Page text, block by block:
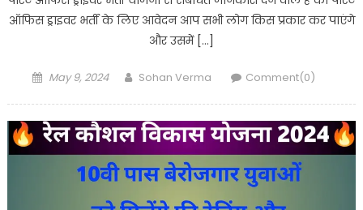
ऑफिस ड्राइवर भर्ती के लिए आवेदन आप सभी लोग किस प्रकार कर पाएंगे
और उसमें […]
Posted
May 9, 2024 Author
Sohan Verma Comment(0)